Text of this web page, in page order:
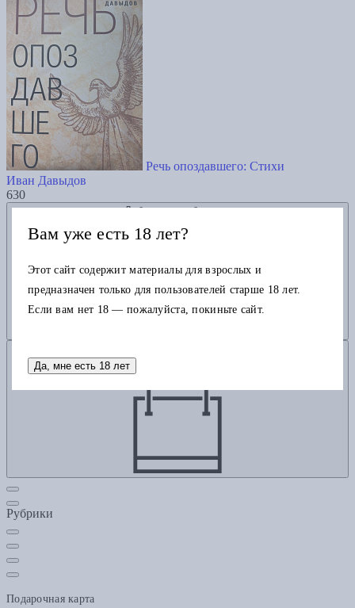
Речь опоздавшего: Стихи
Иван Давыдов
630
Добавить в избранное
Рубрики
Подарочная карта
Вам уже есть 18 лет?
Этот сайт содержит материалы для взрослых и
предназначен только для пользователей старше 18 лет.
Если вам нет 18 — пожалуйста, покиньте сайт.
Да, мне есть 18 лет